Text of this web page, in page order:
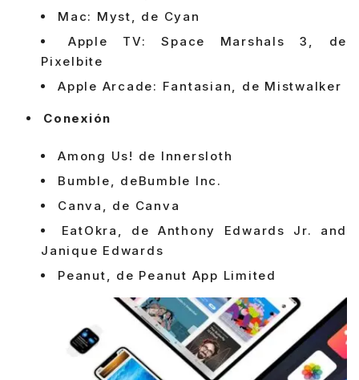
Mac: Myst, de Cyan
Apple TV: Space Marshals 3, de
Pixelbite
Apple Arcade: Fantasian, de Mistwalker
Conexión
Among Us! de Innersloth
Bumble, deBumble Inc.
Canva, de Canva
EatOkra, de Anthony Edwards Jr. and
Janique Edwards
Peanut, de Peanut App Limited